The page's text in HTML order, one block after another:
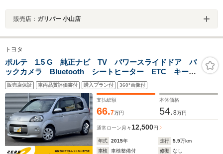
販売店： ガリバー 小山店
トヨタ
ポルテ 1.5 G 純正ナビ TV パワースライドドア バ
ックカメラ Bluetooth シートヒーター ETC キーレ
ス アイドリングストップ ステアリングスイッチ コ
ーナーセンサー
販売店保証 車両品質評価書付 購入プラン付 360°画像付
支払総額
66.7万円
本体価格
54.8万円
通常ローン 月々 12,500円
年式 2015年 走行 5.9万km
車検
車検整備付 修復
なし